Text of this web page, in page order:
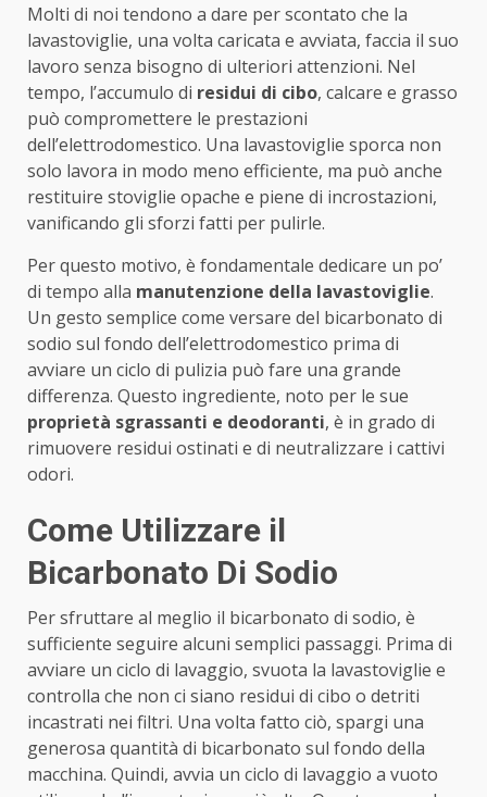
Molti di noi tendono a dare per scontato che la
lavastoviglie, una volta caricata e avviata, faccia il suo
lavoro senza bisogno di ulteriori attenzioni. Nel
tempo, l’accumulo di residui di cibo, calcare e grasso
può compromettere le prestazioni
dell’elettrodomestico. Una lavastoviglie sporca non
solo lavora in modo meno efficiente, ma può anche
restituire stoviglie opache e piene di incrostazioni,
vanificando gli sforzi fatti per pulirle.
Per questo motivo, è fondamentale dedicare un po’
di tempo alla manutenzione della lavastoviglie.
Un gesto semplice come versare del bicarbonato di
sodio sul fondo dell’elettrodomestico prima di
avviare un ciclo di pulizia può fare una grande
differenza. Questo ingrediente, noto per le sue
proprietà sgrassanti e deodoranti, è in grado di
rimuovere residui ostinati e di neutralizzare i cattivi
odori.
Come Utilizzare il
Bicarbonato Di Sodio
Per sfruttare al meglio il bicarbonato di sodio, è
sufficiente seguire alcuni semplici passaggi. Prima di
avviare un ciclo di lavaggio, svuota la lavastoviglie e
controlla che non ci siano residui di cibo o detriti
incastrati nei filtri. Una volta fatto ciò, spargi una
generosa quantità di bicarbonato sul fondo della
macchina. Quindi, avvia un ciclo di lavaggio a vuoto